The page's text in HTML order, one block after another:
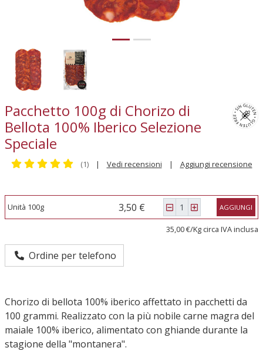
Pacchetto 100g di Chorizo di
Bellota 100% Iberico Selezione
Speciale
(1) | Vedi recensioni | Aggiungi recensione
Unità 100g 3,50 € AGGIUNGI
35,00 €/Kg circa IVA inclusa
Ordine per telefono
Chorizo di bellota 100% iberico affettato in pacchetti da
100 grammi. Realizzato con la più nobile carne magra del
maiale 100% iberico, alimentato con ghiande durante la
stagione della "montanera".